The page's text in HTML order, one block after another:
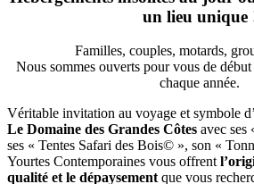
un lieu unique
Familles, couples, motards,
Nous sommes ouverts pour vous de
chaque année.
Véritable invitation au voyage et symbole
Le Domaine des Grandes Côtes avec ses
ses « Tentes Safari des Bois© », son «
Yourtes Contemporaines vous offrent
qualité et le dépaysementque vous